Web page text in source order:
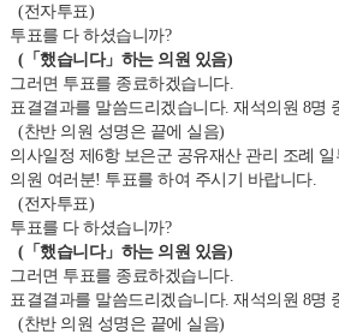
(전자투표)
투표를 다 하셨습니까?
(「했습니다」하는 의원 있음)
그러면 투표를 종료하겠습니다.
표결결과를 말씀드리겠습니다. 재석의원 8명
(찬반 의원 성명은 끝에 실음)
의사일정 제6항 보은군 공유재산 관리 조례
의원 여러분! 투표를 하여 주시기 바랍니다.
(전자투표)
투표를 다 하셨습니까?
(「했습니다」하는 의원 있음)
그러면 투표를 종료하겠습니다.
표결결과를 말씀드리겠습니다. 재석의원 8명
(찬반 의원 성명은 끝에 실음)